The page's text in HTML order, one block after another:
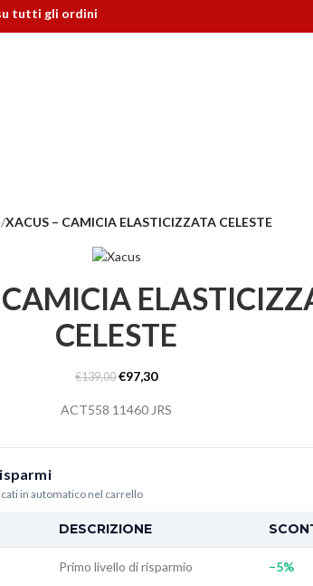
gli ordini
/XACUS – CAMICIA ELASTICIZZATA CELESTE
CELESTE
€139,00 €97,30
ACT558 11460 JRS
in automatico nel carrello
DESCRIZIONE
Primo livello di risparmio −5%